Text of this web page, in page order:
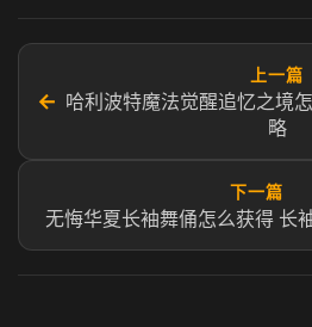
←
上一篇
哈利波特魔法觉醒追忆之境
略
下一篇
无悔华夏长袖舞俑怎么获得 长